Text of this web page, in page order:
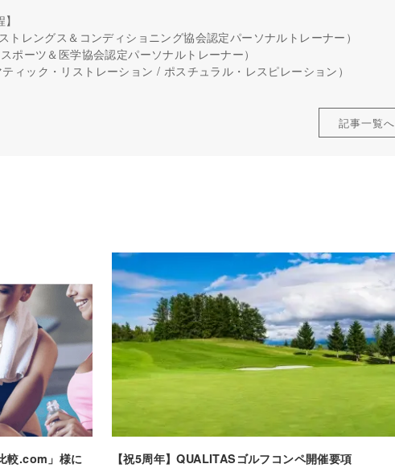
トレングス＆コンディショニング協会認定パーソナルトレーナー）
ポーツ＆医学協会認定パーソナルトレーナー）
ィック・リストレーション / ポスチュラル・レスピレーション）
記事一覧へ
較.com」様に
【祝5周年】QUALITASゴルフコンペ開催要項